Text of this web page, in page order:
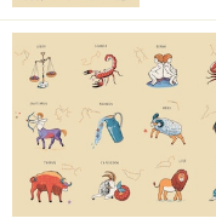
10位：おうし
れ）
2024年5月2日の運勢「
孤立しがち。でも